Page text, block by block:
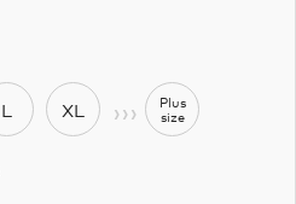
L XL ›››
Plus
size